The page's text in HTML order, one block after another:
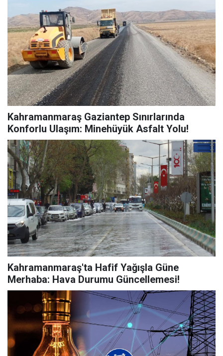
Kahramanmaraş Gaziantep Sınırlarında
Konforlu Ulaşım: Minehüyük Asfalt Yolu!
Kahramanmaraş'ta Hafif Yağışla Güne
Merhaba: Hava Durumu Güncellemesi!